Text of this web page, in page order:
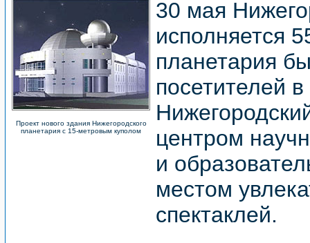
Проект нового здания Нижегородского
планетария с 15-метровым куполом
30 мая
исполняется
планетария
посетителей
центром
и
местом
спектаклей.